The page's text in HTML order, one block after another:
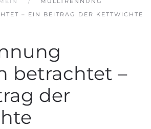
– EIN BEITRAG DER KETTWICHTE
betrachtet –
der